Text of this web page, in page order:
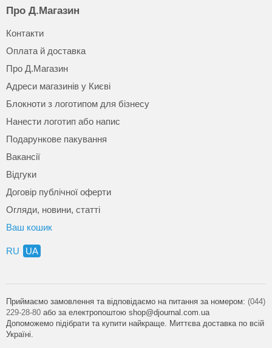
Про Д.Магазин
Контакти
Оплата й доставка
Про Д.Магазин
Адреси магазинів у Києві
Блокноти з логотипом для бізнесу
Нанести логотип або напис
Подарункове пакування
Вакансії
Відгуки
Договір публічної оферти
Огляди, новини, статті
Ваш кошик
RU UA
Приймаємо замовлення та відповідаємо на питання за номером: (044)
229-28-80 або за електропоштою shop@djournal.com.ua
Допоможемо підібрати та купити найкраще. Миттєва доставка по всій
Україні.